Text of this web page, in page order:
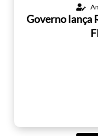
Governo lança